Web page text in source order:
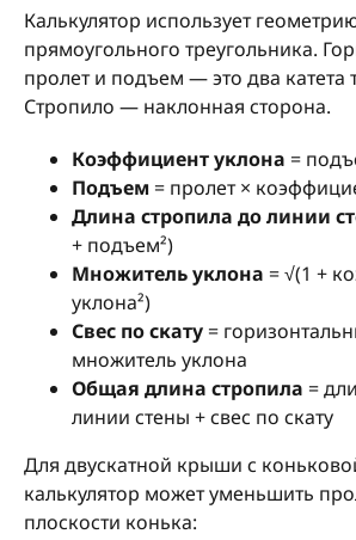
Калькулятор использует
прямоугольного треугольника.
пролет и подъем — это два катета
Стропило — наклонная сторона.
Коэффициент уклона =
Подъем = пролет ×
Длина стропила до линии
+ подъем²)
Множитель уклона = √(1 +
уклона²)
Свес по скату =
множитель уклона
Общая длина стропила =
линии стены + свес по скату
Для двускатной крыши с
калькулятор может уменьшить
плоскости конька: